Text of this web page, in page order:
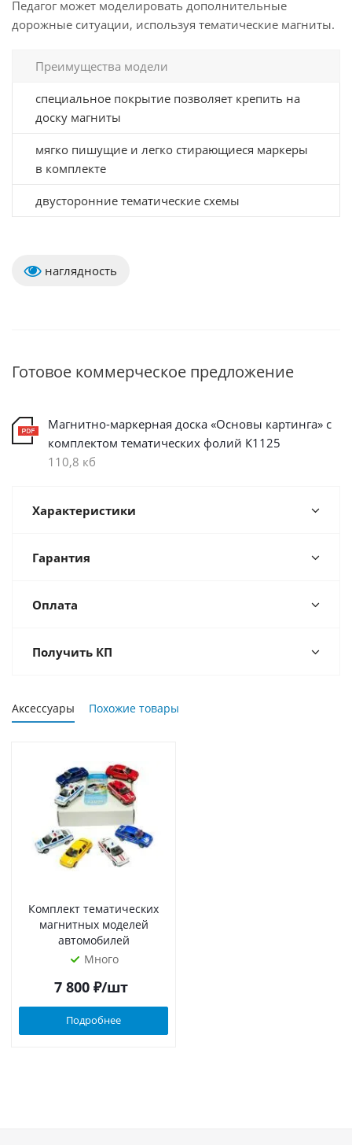
Педагог может моделировать дополнительные
дорожные ситуации, используя тематические магниты.
Преимущества модели
специальное покрытие позволяет крепить на
доску магниты
мягко пишущие и легко стирающиеся маркеры
в комплекте
двусторонние тематические схемы
наглядность
Готовое коммерческое предложение
Магнитно-маркерная доска «Основы картинга» с
комплектом тематических фолий К1125
110,8 кб
Характеристики
Гарантия
Оплата
Получить КП
Аксессуары Похожие товары
Комплект тематических
магнитных моделей
автомобилей
Много
7 800₽/шт
Подробнее